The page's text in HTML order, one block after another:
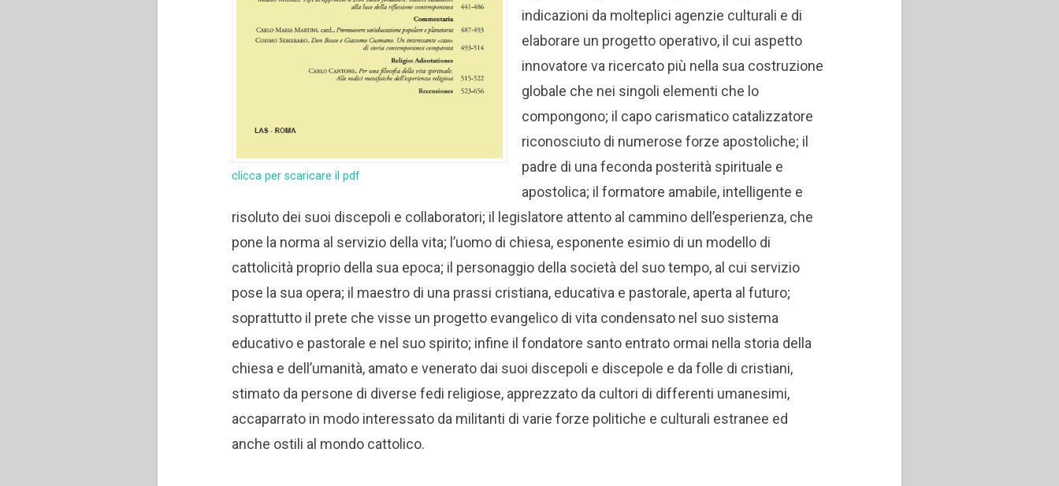
clicca per scaricare il pdf
indicazioni da molteplici agenzie culturali e di
elaborare un progetto operativo, il cui aspetto
innovatore va ricercato più nella sua costruzione
globale che nei singoli elementi che lo
compongono; il capo carismatico catalizzatore
riconosciuto di numerose forze apostoliche; il
padre di una feconda posterità spirituale e
apostolica; il formatore amabile, intelligente e
risoluto dei suoi discepoli e collaboratori; il legislatore attento al cammino dell’esperienza, che
pone la norma al servizio della vita; l’uomo di chiesa, esponente esimio di un modello di
cattolicità proprio della sua epoca; il personaggio della società del suo tempo, al cui servizio
pose la sua opera; il maestro di una prassi cristiana, educativa e pastorale, aperta al futuro;
soprattutto il prete che visse un progetto evangelico di vita condensato nel suo sistema
educativo e pastorale e nel suo spirito; infine il fondatore santo entrato ormai nella storia della
chiesa e dell’umanità, amato e venerato dai suoi discepoli e discepole e da folle di cristiani,
stimato da persone di diverse fedi religiose, apprezzato da cultori di differenti umanesimi,
accaparrato in modo interessato da militanti di varie forze politiche e culturali estranee ed
anche ostili al mondo cattolico.